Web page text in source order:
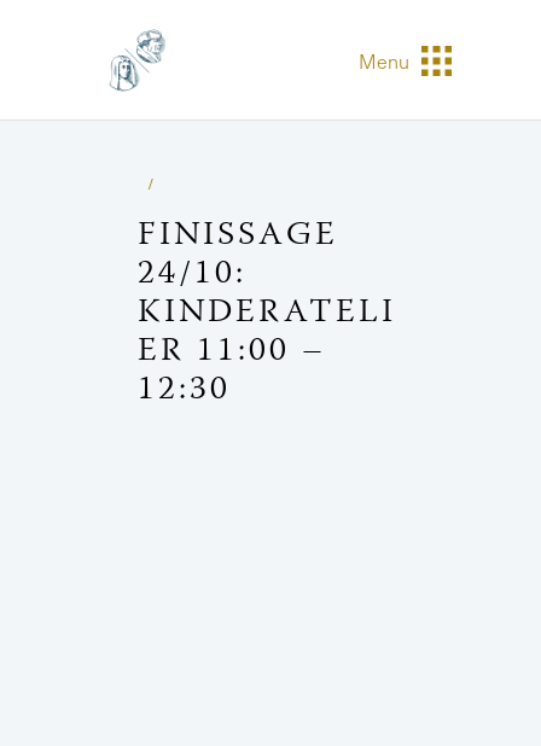
Menu
FINISSAGE
24/10:
KINDERATELI
ER 11:00 –
12:30